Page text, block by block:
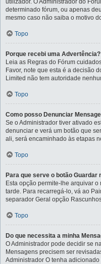
utilizador. O Administrador do
determinado fórum, ou apenas
mesmo caso não saiba o motivo
Topo
Porque recebi uma Advertência?
Leia as Regras do Fórum
Favor, note que esta é a decisão
Limited não tem autoridade
Topo
Como posso Denunciar
Se o Administrador tiver ativado
denunciar e verá um botão que
ali, será encaminhado às etapas
Topo
Para que serve o botão Guardar
Esta opção permite-lhe arquivar
tarde. Para recarregá-lo, vá ao
separador Geral opção
Topo
Do que necessita a minha
O Administrador pode decidir se
Mensagens precisem ser
Administrador O tenha